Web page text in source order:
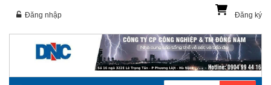
Đăng ký
Đăng nhập